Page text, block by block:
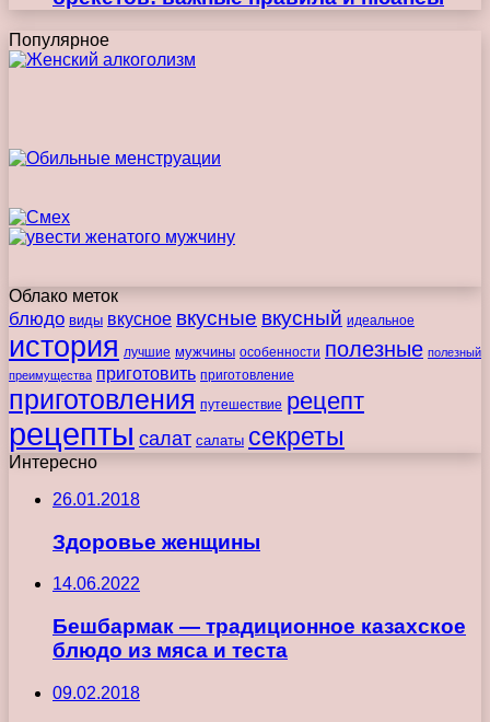
Популярное
Облако меток
блюдо виды вкусное вкусные вкусный идеальное
история лучшие мужчины особенности полезные полезный
преимущества приготовить приготовление
приготовления путешествие рецепт
рецепты салат салаты секреты
Интересно
26.01.2018
Здоровье женщины
14.06.2022
Бешбармак — традиционное казахское
блюдо из мяса и теста
09.02.2018